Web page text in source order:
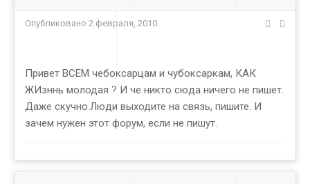
Опубликовано 2 февраля, 2010
Привет ВСЕМ чебоксарцам и чубоксаркам, КАК
ЖИзннь молодая ? И че никто сюда ничего не пишет.
Даже скучно.Люди выходите на связь, пишите. И
зачем нужен этот форум, если не пишут.